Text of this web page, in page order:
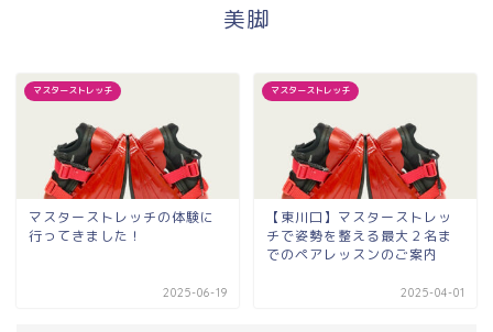
美脚
マスターストレッチ
マスターストレッチの体験に
行ってきました！
2025-06-19
マスターストレッチ
【東川口】マスターストレッ
チで姿勢を整える最大２名ま
でのペアレッスンのご案内
2025-04-01